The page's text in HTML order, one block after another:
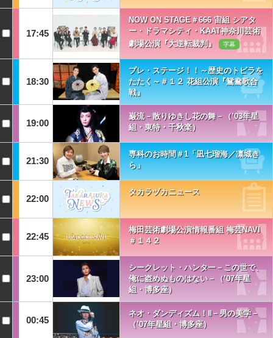
17:45
NOW ON STAGE＃666 宙組 シアタ
ー・ドラマシティ・KAAT神奈川芸術
劇場公演『大逆転裁判』
字幕
18:30
プレ・ステージ！！～歴史のトビラを
たたく～＃１２ 花組公演『鴛鴦歌合
戦』
19:00
巌流－散りゆきし花の舞－（’03年星
組・東特・千秋楽）
21:30
専科のお時間＃1「凪七瑠海／凛城き
ら」
22:00
タカラヅカニュース
22:45
梅田芸術劇場公演情報番組 梅芸NAVI
＃１４２
23:00
シークレット・ハンター－この世で、
俺に盗めぬものはない－（’07年星
組・博多座）
00:45
ネオ・ダンディズム！Ⅱ－男の美学－
（’07年星組・博多座）